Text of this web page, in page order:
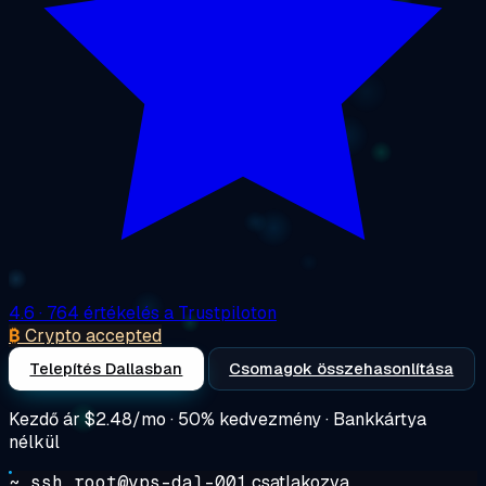
4.6 · 764 értékelés a Trustpiloton
₿ Crypto accepted
Telepítés Dallasban Csomagok összehasonlítása
Kezdő ár $2.48/mo · 50% kedvezmény · Bankkártya
nélkül